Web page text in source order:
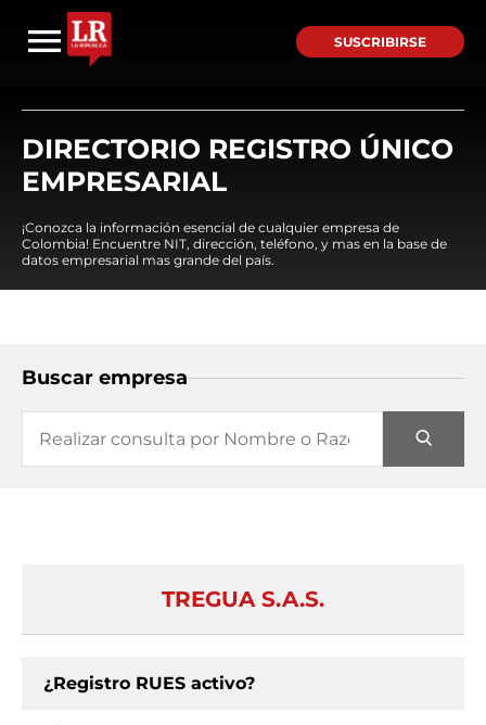
SUSCRIBIRSE
DIRECTORIO REGISTRO ÚNICO
EMPRESARIAL
¡Conozca la información esencial de cualquier empresa de
Colombia! Encuentre NIT, dirección, teléfono, y mas en la base de
datos empresarial mas grande del país.
Buscar empresa
TREGUA S.A.S.
¿Registro RUES activo?